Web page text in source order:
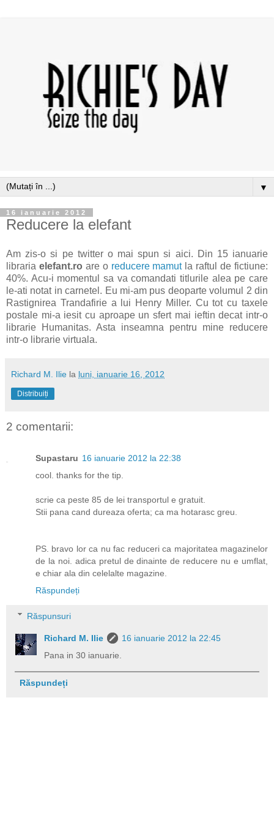
▼
16 ianuarie 2012
Reducere la elefant
Am zis-o si pe twitter o mai spun si aici. Din 15 ianuarie
libraria elefant.ro are o reducere mamutla raftul de fictiune:
40%. Acu-i momentul sa va comandati titlurile alea pe care
le-ati notat in carnetel. Eu mi-am pus deoparte volumul 2 din
Rastignirea Trandafirie a lui Henry Miller. Cu tot cu taxele
postale mi-a iesit cu aproape un sfert mai ieftin decat intr-o
librarie Humanitas. Asta inseamna pentru mine reducere
intr-o librarie virtuala.
Richard M. Ilie la luni, ianuarie 16, 2012
Distribuiți
2 comentarii:
Supastaru 16 ianuarie 2012 la 22:38
cool. thanks for the tip.
scrie ca peste 85 de lei transportul e gratuit.
Stii pana cand dureaza oferta; ca ma hotarasc greu.
PS. bravo lor ca nu fac reduceri ca majoritatea magazinelor
de la noi. adica pretul de dinainte de reducere nu e umflat,
e chiar ala din celelalte magazine.
Răspundeți
Răspunsuri
Richard M. Ilie
16 ianuarie 2012 la 22:45
Pana in 30 ianuarie.
Răspundeți